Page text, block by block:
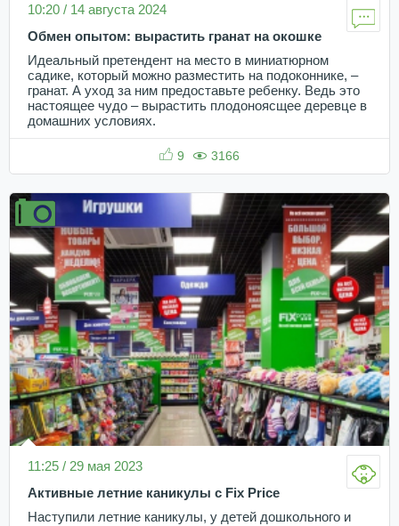
10:20 / 14 августа 2024
Обмен опытом: вырастить гранат на окошке
Идеальный претендент на место в миниатюрном
садике, который можно разместить на подоконнике, –
гранат. А уход за ним предоставьте ребенку. Ведь это
настоящее чудо – вырастить плодоноясщее деревце в
домашних условиях.
9 3166
11:25 / 29 мая 2023
Активные летние каникулы с Fix Price
Наступили летние каникулы, у детей дошкольного и